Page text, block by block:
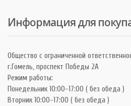
Информация для
Общество с ограниченной
г.Гомель, проспект Победы 2А
Режим работы:
Понедельник 10:00-17:00 ( без обеда )
Вторник 10:00-17:00 ( без обеда )